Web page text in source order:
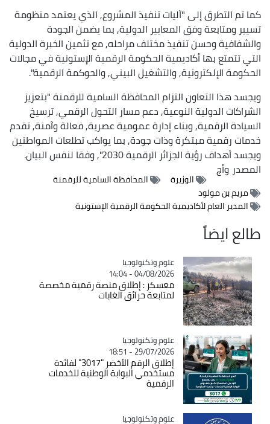
كما تم التطرق إلى "آليات تنفيذ المشروع, الذي يعتمد منظومة
تسيير ومتابعة وفق المعايير الدولية, بما يضمن الجودة
والشفافية وحسن تنفيذ مختلف مراحله, مع تثمين الخبرة الدولية
التي تتمتع بها أكاديمية الحكومة الرقمية الإستونية في مجالات
الحكومة الإلكترونية, والتشغيل البيني, والحوكمة الرقمية".
ويجسد هذا التعاون التزام المحافظة السامية للرقمنة "بتعزيز
الشراكات الدولية النوعية, دعم مسار التحول الرقمي, ترسيخ
السيادة الرقمية, وبناء إدارة عمومية عصرية, فعالة وآمنة, تقدم
خدمات رقمية مبتكرة وذات جودة, بما يواكب تطلعات المواطنين
ويجسد أهداف رؤية الجزائر الرقمية 2030", وفقا لنفس البيان.
المصدروأج
الوزيرة
المحافظة السامية للرقمنة
مريم بن مولود
المدير العام لأكاديمية الحكومة الرقمية الإستونية
طالع ايضاً
Catégorie
علوم وتكنولوجيا
04/08/2026 - 14:04
معسكر : إطلاق منصة رقمية مخصصة
لمتابعة حرائق الغابات
Catégorie
علوم وتكنولوجيا
29/07/2026 - 18:51
إطلاق الرقم الأخضر "3017" لفائدة
مستخدمي البوابة الوطنية للخدمات
الرقمية
Catégorie
علوم وتكنولوجيا